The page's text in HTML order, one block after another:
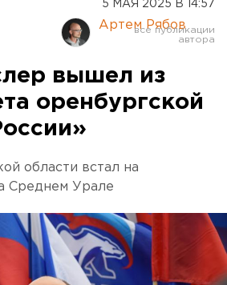
5 МАЯ 2025 В 14:57
Артем Рябов
вышел из
оренбургской
области встал на
Среднем Урале